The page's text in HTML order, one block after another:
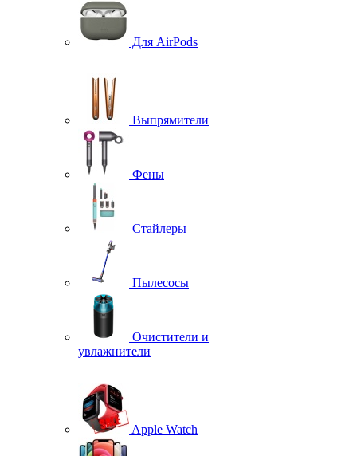
Для AirPods
Выпрямители
Фены
Стайлеры
Пылесосы
Очистители и
увлажнители
Apple Watch